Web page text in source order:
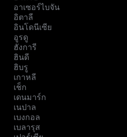
อาเซอร์ไบจัน
อิตาลี
อินโดนีเซีย
อูรดู
ฮังการี
ฮินดี
ฮิบรู
เกาหลี
เช็ก
เดนมาร์ก
เนปาล
เบงกอล
เบลารุส